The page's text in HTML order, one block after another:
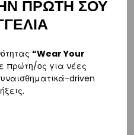
για παραγγελίεςάνω των 80€
σταθερή χρέωση εξόδων
ΠΡΩΤΗ ΣΟΥ
“Wear Your
πρώτη/ος για νέες
driven